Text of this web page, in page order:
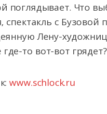
поглядывает. Что
спектакль с
Лену-
то вот-вот грядет?
www.schlock.ru